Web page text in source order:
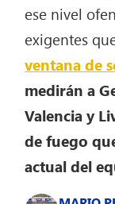
ese nivel
exigentes
ventana de
medirán a
Valencia y
de fuego
actual del